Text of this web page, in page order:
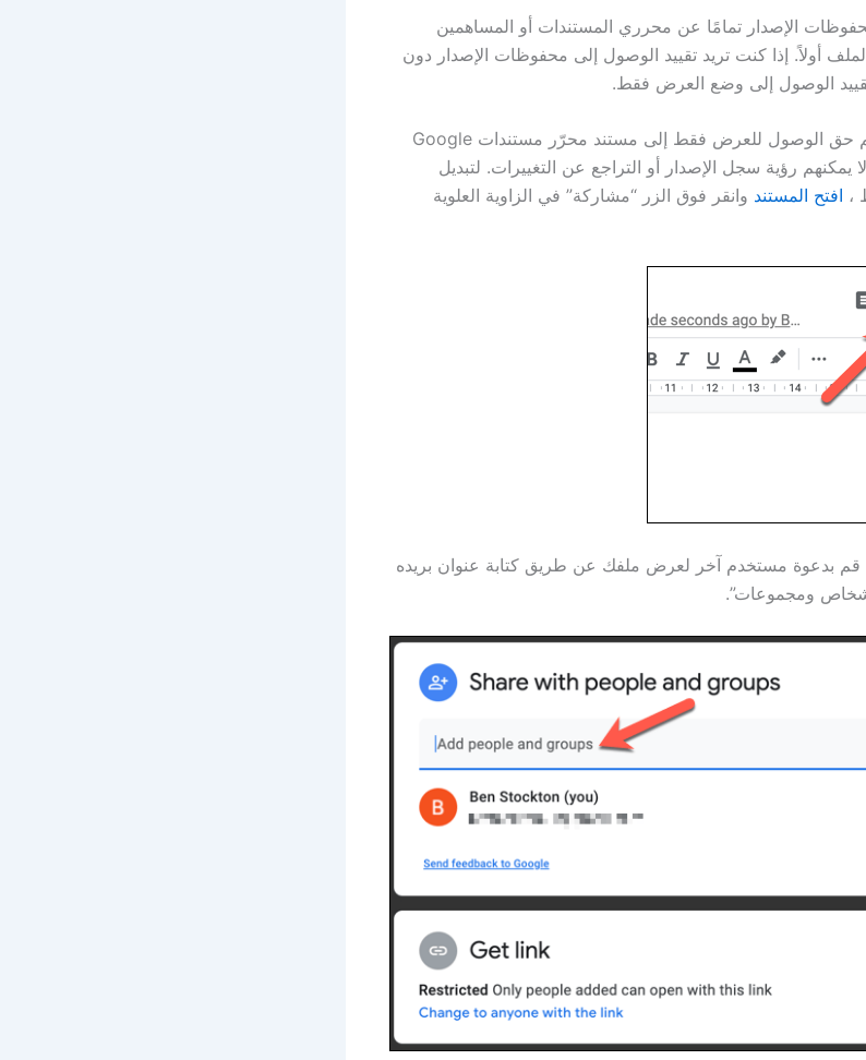
الإصدار تمامًا عن محرري المستندات أو المساهمين
أولاً. إذا كنت تريد تقييد الوصول إلى محفوظات الإصدار دون
الوصول إلى وضع العرض فقط.
يمكن للمستخدمين الذين لديهم حق الوصول للعرض فقط إلى مستند محرّر مستندات Google
رؤية سجل الإصدار أو التراجع عن التغييرات. لتبديل
، افتح المستند وانقر فوق الزر “مشاركة” في الزاوية العلوية
قم بدعوة مستخدم آخر لعرض ملفك عن طريق كتابة عنوان بريده
ومجموعات”.